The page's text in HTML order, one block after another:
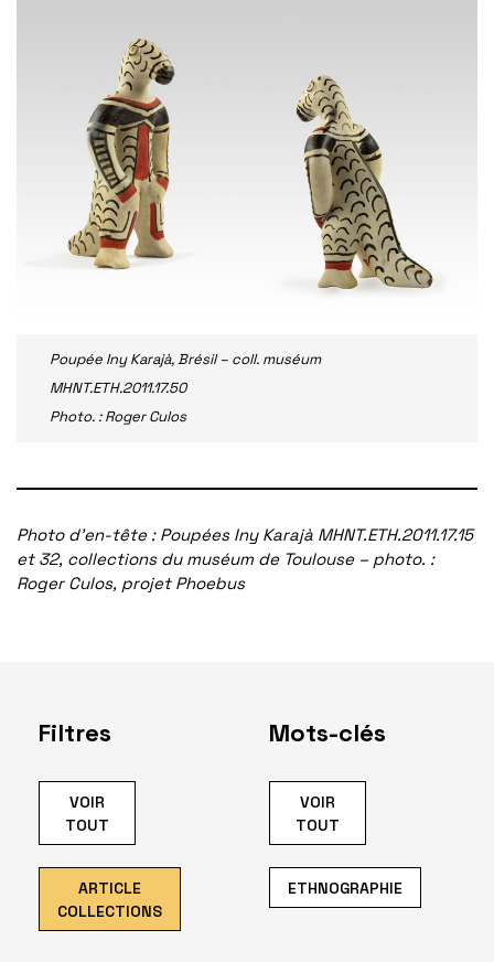
Poupée Iny Karajà, Brésil – coll. muséum
MHNT.ETH.2011.17.50
Photo. : Roger Culos
Photo d’en-tête : Poupées Iny Karajà MHNT.ETH.2011.17.15
et 32, collections du muséum de Toulouse – photo. :
Roger Culos, projet Phoebus
Filtres
VOIR
TOUT
ARTICLE
COLLECTIONS
Mots-clés
VOIR
TOUT
ETHNOGRAPHIE